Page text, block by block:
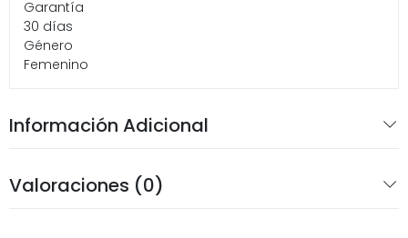
Garantía
30 días
Género
Femenino
Información Adicional
Valoraciones (0)